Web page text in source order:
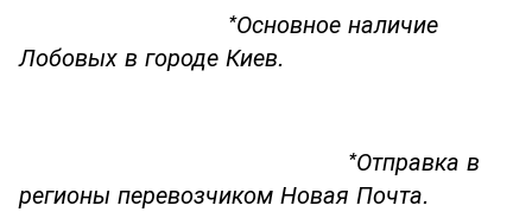
*Основное наличие
Лобовых в городе Киев.
*Отправка в
регионы перевозчиком Новая Почта.